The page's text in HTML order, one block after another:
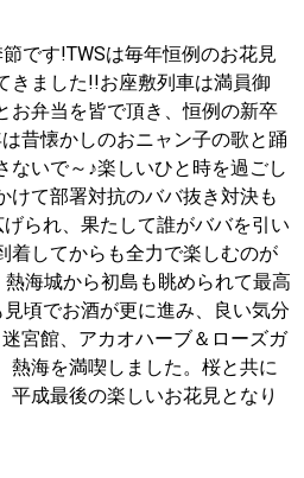
です!TWSは毎年恒例のお花見
きました!!お座敷列車は満員御
お弁当を皆で頂き、恒例の新卒
昔懐かしのおニャン子の歌と踊
ないで～♪楽しいひと時を過ごし
けて部署対抗のババ抜き対決も
られ、果たして誰がババを引い
着してからも全力で楽しむのが
海城から初島も眺められて最高
頃でお酒が更に進み、良い気分
宮館、アカオハーブ＆ローズガ
熱海を満喫しました。桜と共に
平成最後の楽しいお花見となり